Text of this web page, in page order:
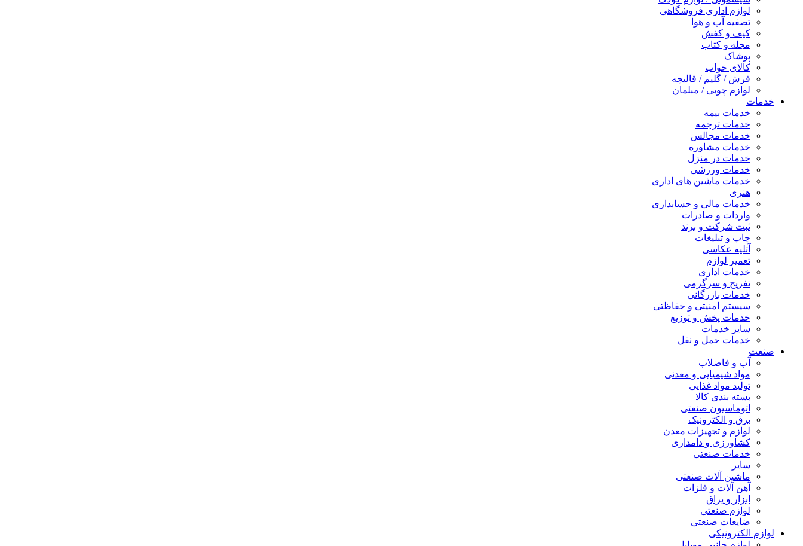
لوازم اداری فروشگاهی
تصفیه آب و هوا
کیف و کفش
مجله و کتاب
پوشاک
کالای خواب
فرش / گلیم / قالیچه
لوازم چوبی / مبلمان
خدمات
خدمات بیمه
خدمات ترجمه
خدمات مجالس
خدمات مشاوره
خدمات در منزل
خدمات ورزشی
خدمات ماشین های اداری
هنری
خدمات مالی و حسابداری
واردات و صادرات
ثبت شرکت و برند
چاپ و تبلیغات
آتلیه عکاسی
تعمیر لوازم
خدمات اداری
تفریح و سرگرمی
خدمات بازرگانی
سیستم امنیتی و حفاظتی
خدمات پخش و توزیع
سایر خدمات
خدمات حمل و نقل
صنعت
آب و فاضلاب
مواد شیمیایی و معدنی
تولید مواد غذایی
بسته بندی کالا
اتوماسیون صنعتی
برق و الکترونیک
لوازم و تجهیزات معدن
کشاورزی و دامداری
خدمات صنعتی
سایر
ماشین آلات صنعتی
آهن آلات و فلزات
ابزار و یراق
لوازم صنعتی
ضایعات صنعتی
لوازم الکترونیکی